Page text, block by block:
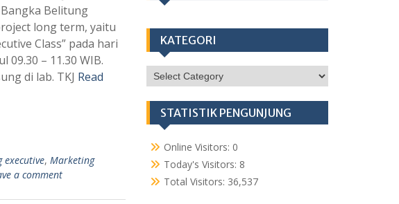
Belitung
long term, yaitu
Class” pada hari
09.30 – 11.30 WIB.
di lab. TKJ Read
executive, Marketing
a comment
KATEGORI
KATEGORI
STATISTIK PENGUNJUNG
Online Visitors: 0
Today's Visitors: 8
Total Visitors: 36,537